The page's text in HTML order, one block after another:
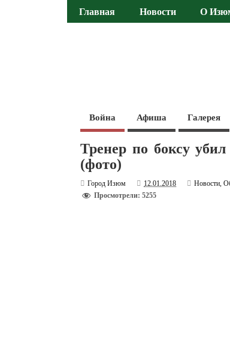
Главная Новости О
Война Афиша Галерея
Тренер по боксу
(фото)
Город Изюм 12.01.2018 Новости,
Просмотрели: 5255